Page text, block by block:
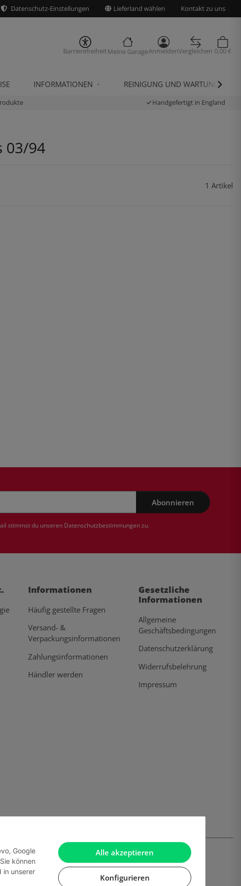
Alle akzeptieren
Konfigurieren
Google
können
in unserer
Datenschutz-Einstellungen Lieferland wählen Kontakt zu uns
BarrierefreiheitMeine GarageAnmeldenVergleichen 0,00 €
INFORMATIONEN REINIGUNG UND WARTUNG
Handgefertigt in England
03/94
1 Artikel
Abonnieren
stimmst du unseren Datenschutzbestimmungenzu.
Informationen
Häufig gestellte Fragen
Versand- &
Verpackungsinformationen
Zahlungsinformationen
Händler werden
Gesetzliche
Informationen
Allgemeine
Geschäftsbedingungen
Datenschutzerklärung
Widerrufsbelehrung
Impressum